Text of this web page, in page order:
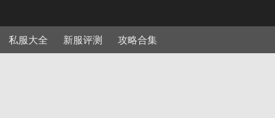
私服大全 新服评测 攻略合集